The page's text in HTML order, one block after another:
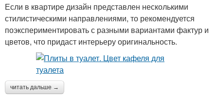
Если в квартире дизайн представлен несколькими
стилистическими направлениями, то рекомендуется
поэкспериментировать с разными вариантами фактур и
цветов, что придаст интерьеру оригинальность.
читать дальше →